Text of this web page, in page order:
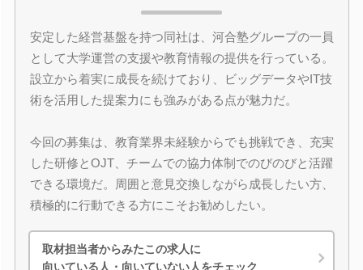
安定した経営基盤を持つ同社は、河合塾グループの一員
として大学運営の支援や教育情報の提供を行っている。
設立から着実に成長を続けており、ビッグデータやIT技
術を活用した提案力にも強みがある点が魅力だ。
今回の募集は、教育業界未経験からでも挑戦でき、充実
した研修とOJT、チームでの協力体制でのびのびと活躍
できる環境だ。周囲と意見交換しながら成長したい方、
積極的に行動できる方にこそお勧めしたい。
取材担当者からみたこの求人に
向いている人・向いていない人をチェック